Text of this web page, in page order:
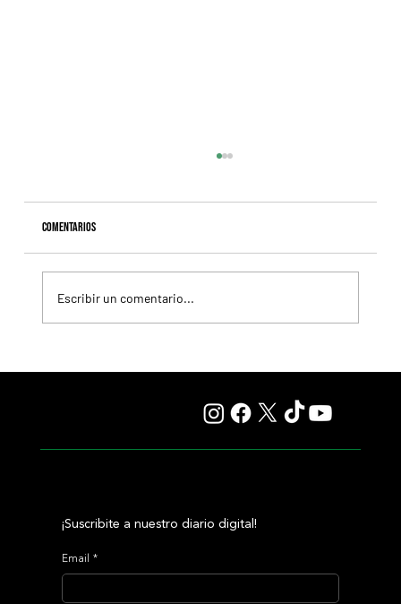
Comentarios
Escribir un comentario...
¡Suscribite a nuestro diario digital!
Email *